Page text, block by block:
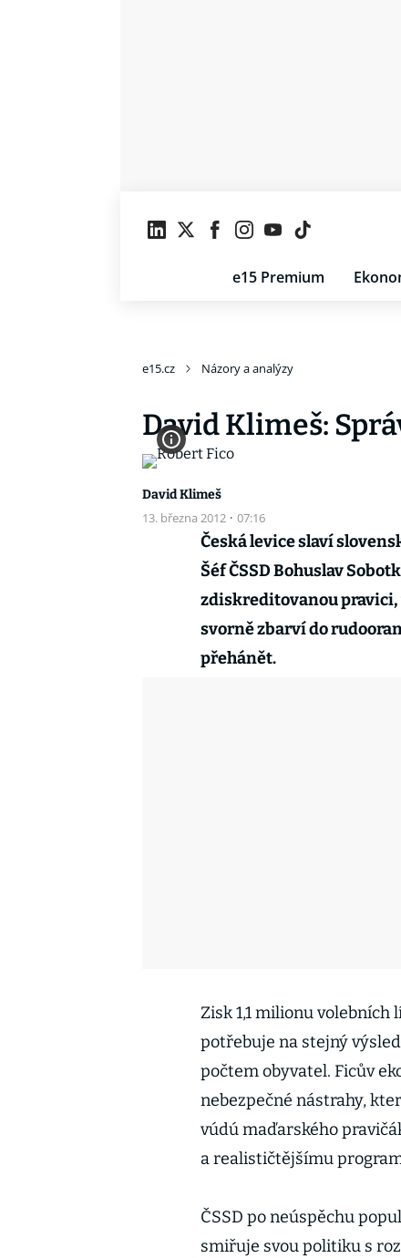
e15 Premium
e15.cz Názory a analýzy
David Klimeš:
David Klimeš
13. března 2012 · 07:16
Česká levice slaví
Šéf ČSSD Bohuslav
zdiskreditovanou pravici,
svorně zbarví do
přehánět.
Zisk 1,1 milionu volebních
potřebuje na stejný
počtem obyvatel. Ficův
nebezpečné nástrahy,
vúdú maďarského
a realističtějšímu
ČSSD po neúspěchu
smiřuje svou politiku s